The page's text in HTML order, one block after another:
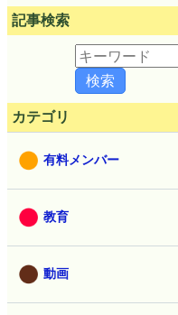
記事検索
カテゴリ
有料メンバー
教育
動画